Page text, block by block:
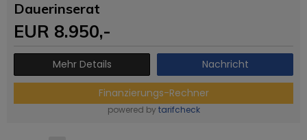
Dauerinserat
EUR 8.950,-
Mehr Details Nachricht
Finanzierungs-Rechner
powered by tarifcheck